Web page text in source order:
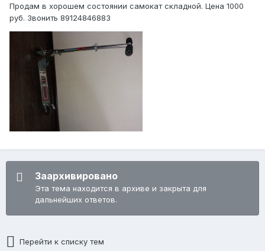
Продам в хорошем состоянии самокат складной. Цена 1000
руб. Звонить 89124846883
Заархивировано
Эта тема находится в архиве и закрыта для
дальнейших ответов.
Перейти к списку тем